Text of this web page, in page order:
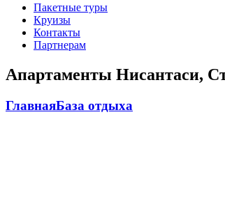
Пакетные туры
Круизы
Контакты
Партнерам
Апартаменты Нисантаси,
ГлавнаяБаза отдыха